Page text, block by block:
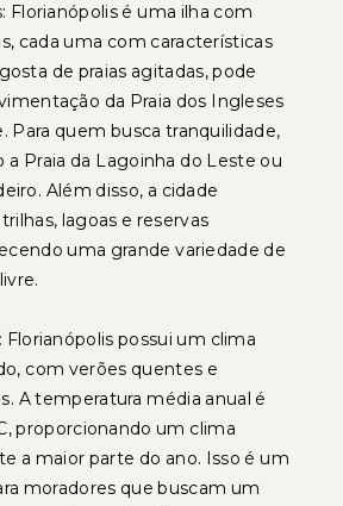
Florianópolis é uma ilha com
cada uma com características
de praias agitadas, pode
da Praia dos Ingleses
Para quem busca tranquilidade,
a Praia da Lagoinha do Leste ou
Além disso, a cidade
lagoas e reservas
uma grande variedade de
Florianópolis possui um clima
com verões quentes e
A temperatura média anual é
proporcionando um clima
a maior parte do ano. Isso é um
moradores que buscam um